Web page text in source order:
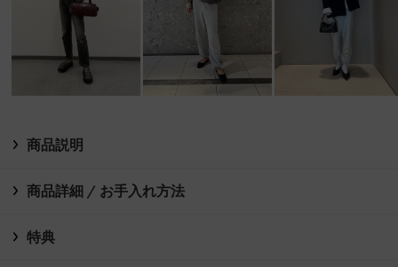
商品説明
商品詳細 / お手入れ方法
特典